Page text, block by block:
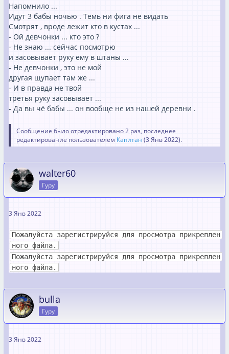
Напомнило ...
Идут 3 бабы ночью . Темь ни фига не видать
Смотрят , вроде лежит кто в кустах ...
- Ой девчонки ... кто это ?
- Не знаю ... сейчас посмотрю
и засовывает руку ему в штаны ...
- Не девчонки , это не мой
другая щупает там же ...
- И в правда не твой
третья руку засовывает ...
- Да вы чё бабы ... он вообще не из нашей деревни .
Сообщение было отредактировано 2 раз, последнее
редактирование пользователем Капитан (3 Янв 2022).
walter60
Гуру
3 Янв 2022
Пожалуйста зарегистрируйся для просмотра прикреплен
ного файла.
Пожалуйста зарегистрируйся для просмотра прикреплен
ного файла.
bulla
Гуру
3 Янв 2022